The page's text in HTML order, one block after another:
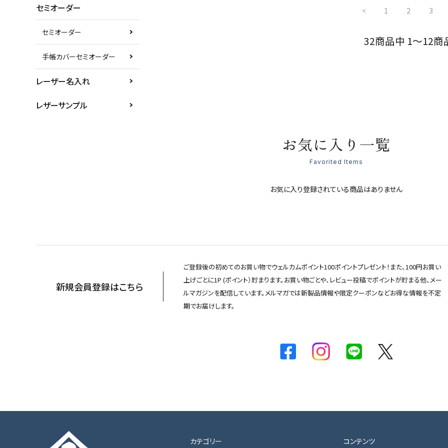
セミオーダー
セミオーダー
手帳カバーセミオーダー
レーザー名入れ
レザーサンプル
< 1 2 3
32商品中 1～12商
お気に入り一覧
Favorited Items
お気に入り登録されている商品はありません
新規会員登録はこちら
ご登録後の初めてのお買い物でウェルカムポイント100ポイントプレゼント！また、100円お買い
上げごとに1P (ポイント）貯まります。お買い物ごとや、レビュー投稿でポイントが貯まる他、メー
ルマガジンを配信しています。メルマガでは新製品情報や限定クーポンなどお得な情報を不定
期でお届けします。
カテゴリー コンテンツ